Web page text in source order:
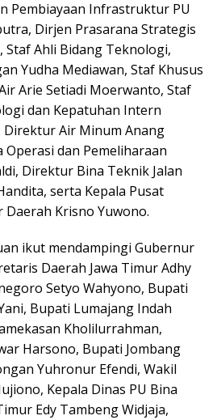
Pembiayaan Infrastruktur PU
Dirjen Prasarana Strategis
Staf Ahli Bidang Teknologi,
Yudha Mediawan, Staf Khusus
Arie Setiadi Moerwanto, Staf
dan Kepatuhan Intern
Direktur Air Minum Anang
dan Pemeliharaan
Direktur Bina Teknik Jalan
serta Kepala Pusat
Krisno Yuwono.
ikut mendampingi Gubernur
Daerah Jawa Timur Adhy
Setyo Wahyono, Bupati
Bupati Lumajang Indah
Kholilurrahman,
Harsono, Bupati Jombang
Yuhronur Efendi, Wakil
Kepala Dinas PU Bina
Edy Tambeng Widjaja,